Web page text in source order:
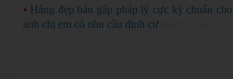
• Hàng đẹp bán gấp pháp lý cực kỳ chuẩn cho
anh chị em có nhu cầu định cư